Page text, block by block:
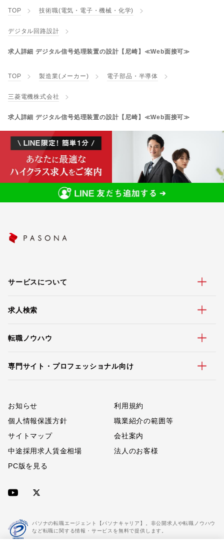
TOP 技術職(電気・電子・機械・化学)
デジタル回路設計
求人詳細 デジタル信号処理装置の設計【尼崎】≪Web面接可≫
TOP 製造業(メーカー) 電子部品・半導体
三菱電機株式会社
求人詳細 デジタル信号処理装置の設計【尼崎】≪Web面接可≫
サービスについて
求人検索
転職ノウハウ
専門サイト・プロフェッショナル向け
お知らせ
利用規約
個人情報保護方針
職業紹介の範囲等
サイトマップ
会社案内
中途採用求人賃金相場
法人のお客様
PC版を見る
パソナの転職エージェント【パソナキャリア】。非公開求人や転職ノウハウ
など転職に関する情報・サービスを無料で提供します。